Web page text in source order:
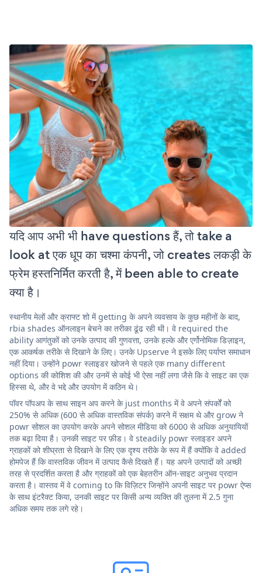
यदि आप अभी भी have questions हैं, तो take a
look at एक धूप का चश्मा कंपनी, जो creates लकड़ी के
फ्रेम हस्तनिर्मित करती है, में been able to create
क्या है।
स्थानीय मेलों और क्राफ्ट शो में getting के अपने व्यवसाय के कुछ महीनों के बाद,
rbia shades ऑनलाइन बेचने का तरीका ढूंढ रही थी। वे required the
ability आगंतुकों को उनके उत्पाद की गुणवत्ता, उनके हल्के और एर्गोनोमिक डिज़ाइन,
एक आकर्षक तरीके से दिखाने के लिए। उनके Upserve ने इसके लिए पर्याप्त समाधान
नहीं दिया। उन्होंने powr स्लाइडर खोजने से पहले एक many different
options की कोशिश की और उनमें से कोई भी ऐसा नहीं लगा जैसे कि वे साइट का एक
हिस्सा थे, और वे भद्दे और उपयोग में कठिन थे।
पॉवर पॉपअप के साथ साइन अप करने के just months में वे अपने संपर्कों को
250% से अधिक (600 से अधिक वास्तविक संपर्क) करने में सक्षम थे और grow ने
powr सोशल का उपयोग करके अपने सोशल मीडिया को 6000 से अधिक अनुयायियों
तक बढ़ा दिया है। उनकी साइट पर फ़ीड। वे steadily powr स्लाइडर अपने
ग्राहकों को शीघ्रता से दिखाने के लिए एक दृश्य तरीके के रूप में हैं क्योंकि वे added
होमपेज हैं कि वास्तविक जीवन में उत्पाद कैसे दिखते हैं। यह अपने उत्पादों को अच्छी
तरह से प्रदर्शित करता है और ग्राहकों को एक बेहतरीन ऑन-साइट अनुभव प्रदान
करता है। वास्तव में वे coming to कि विज़िटर जिन्होंने अपनी साइट पर powr ऐप्स
के साथ इंटरैक्ट किया, उनकी साइट पर किसी अन्य व्यक्ति की तुलना में 2.5 गुना
अधिक समय तक लगे रहे।